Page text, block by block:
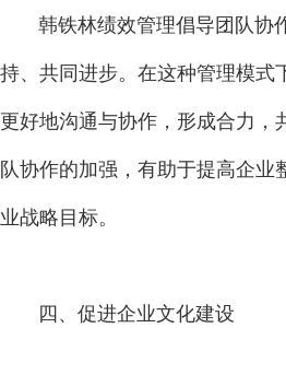
韩铁林绩效管理倡导团队协
持、共同进步。在这种管理模式
更好地沟通与协作，形成合力，
队协作的加强，有助于提高企业
业战略目标。
四、促进企业文化建设